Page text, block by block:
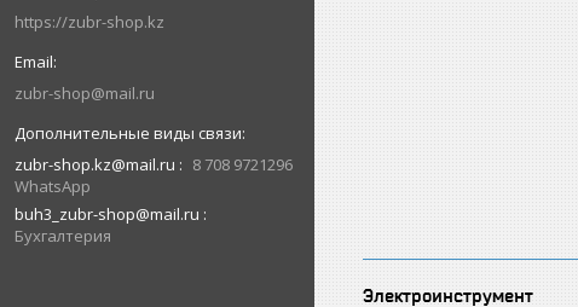
https://zubr-shop.kz
zubr-shop@mail.ru
zubr-shop.kz@mail.ru
8 708 9721296
WhatsApp
buh3_zubr-shop@mail.ru
Бухгалтерия
Электроинструмент